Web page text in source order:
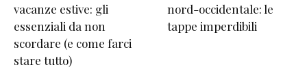
vacanze estive: gli
essenziali da non
scordare (e come farci
stare tutto)
nord-occidentale: le
tappe imperdibili